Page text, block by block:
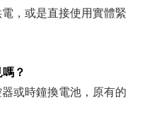
，或是直接使用實體緊
？
或時鐘換電池，原有的